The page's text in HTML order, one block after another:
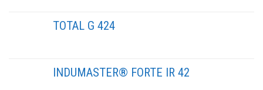
TOTAL G 424
INDUMASTER® FORTE IR 42